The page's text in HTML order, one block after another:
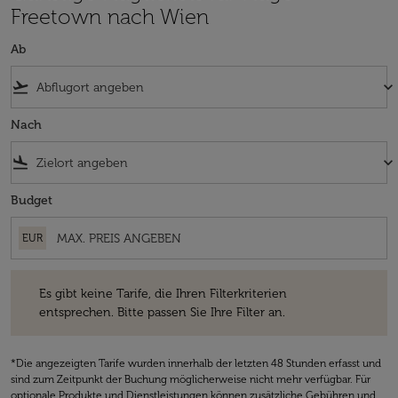
Freetown nach Wien
Ab
flight_takeoff keyboard_arrow_down
Nach
flight_land keyboard_arrow_down
Budget
EUR
Es gibt keine Tarife, die Ihren Filterkriterien
entsprechen. Bitte passen Sie Ihre Filter an.
*Die angezeigten Tarife wurden innerhalb der letzten 48 Stunden erfasst und
sind zum Zeitpunkt der Buchung möglicherweise nicht mehr verfügbar. Für
optionale Produkte und Dienstleistungen können zusätzliche Gebühren und